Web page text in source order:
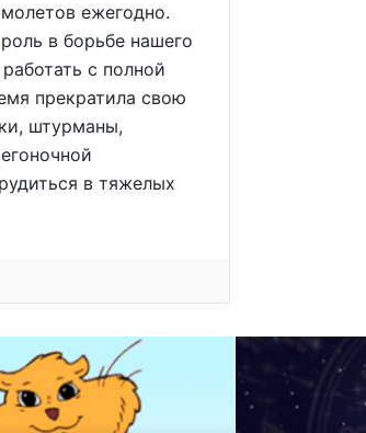
ежегодно.
в борьбе нашего
с полной
прекратила свою
штурманы,
в тяжелых